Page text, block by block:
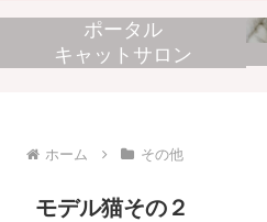
ポータル
キャットサロン
ホーム その他
モデル猫その２